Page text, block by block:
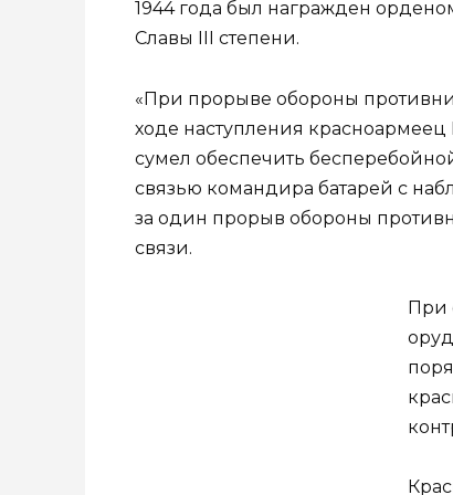
1944 года был награжден
Славы III степени.
«При прорыве обороны
ходе наступления красноармеец
сумел обеспечить
связью командира батарей с
за один прорыв обороны
связи.
При